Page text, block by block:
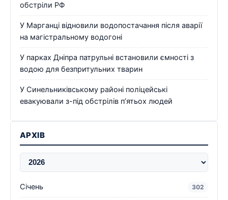
обстріли РФ
У Марганці відновили водопостачання після аварії
на магістральному водогоні
У парках Дніпра патрульні встановили ємності з
водою для безпритульних тварин
У Синельниківському районі поліцейські
евакуювали з-під обстрілів п’ятьох людей
АРХІВ
Січень 302